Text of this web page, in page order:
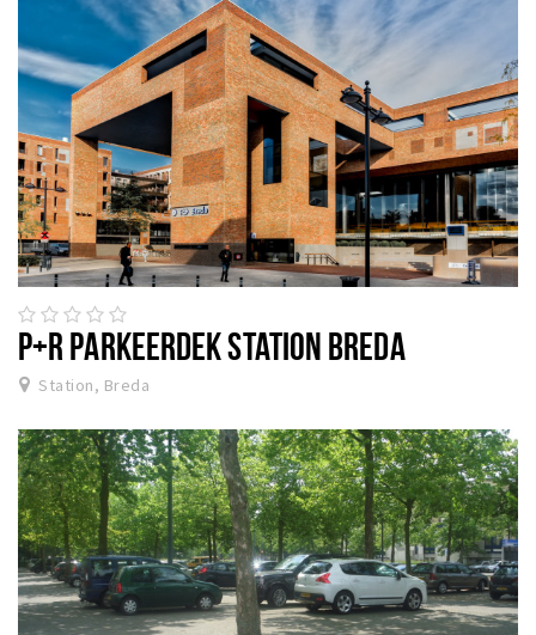
P+R PARKEERDEK STATION BREDA
Station, Breda